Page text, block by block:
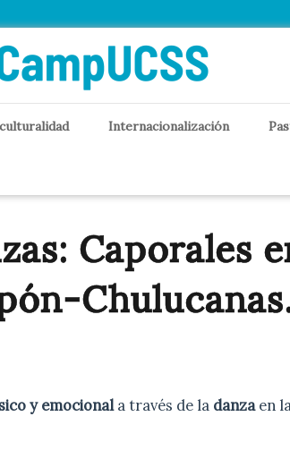
Internacionalización
Caporales
y emocionala través de la danzaen